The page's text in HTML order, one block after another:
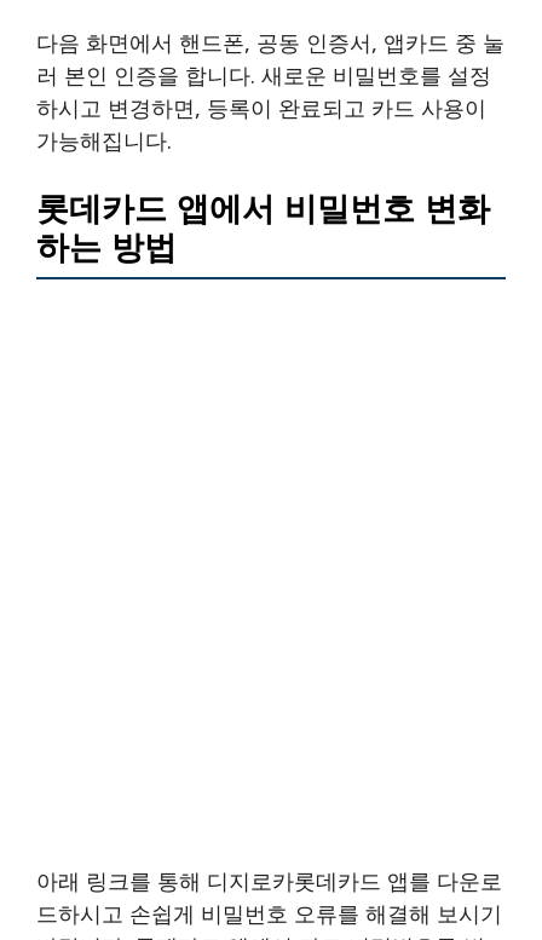
다음 화면에서 핸드폰, 공동 인증서, 앱카드 중 눌
러 본인 인증을 합니다. 새로운 비밀번호를 설정
하시고 변경하면, 등록이 완료되고 카드 사용이
가능해집니다.
롯데카드 앱에서 비밀번호 변화
하는 방법
아래 링크를 통해 디지로카롯데카드 앱를 다운로
드하시고 손쉽게 비밀번호 오류를 해결해 보시기